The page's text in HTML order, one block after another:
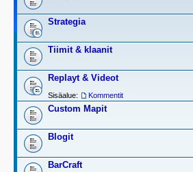
Strategia
Tiimit & klaanit
Replayt & Videot
Sisäalue: Kommentit
Custom Mapit
Blogit
BarCraft